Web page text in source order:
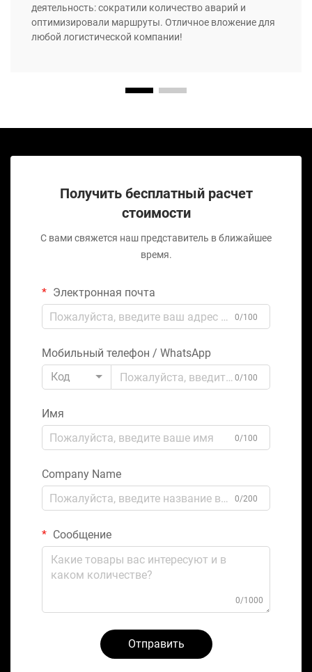
деятельность: сократили количество аварий и
оптимизировали маршруты. Отличное вложение для
любой логистической компании!
Получить бесплатный расчет
стоимости
С вами свяжется наш представитель в ближайшее
время.
Электронная почта
0/100
Мобильный телефон / WhatsApp
Код
0/100
Имя
0/100
Company Name
0/200
Сообщение
0/1000
Отправить